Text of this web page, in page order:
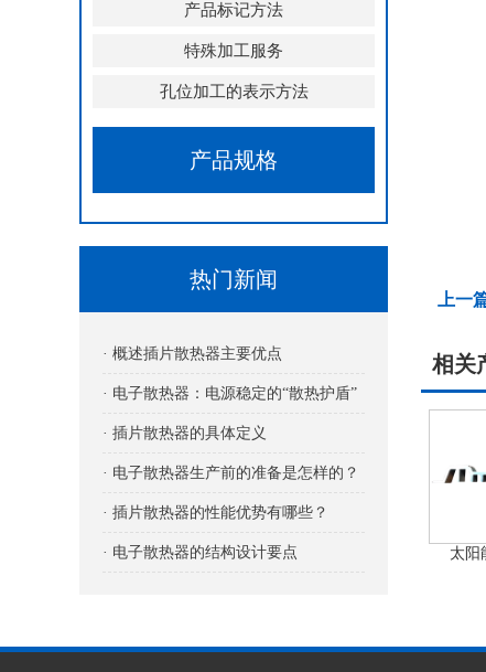
产品标记方法
特殊加工服务
孔位加工的表示方法
产品规格
热门新闻
· 概述插片散热器主要优点
· 电子散热器：电源稳定的“散热护盾”
· 插片散热器的具体定义
· 电子散热器生产前的准备是怎样的？
· 插片散热器的性能优势有哪些？
· 电子散热器的结构设计要点
上一
相关
太阳